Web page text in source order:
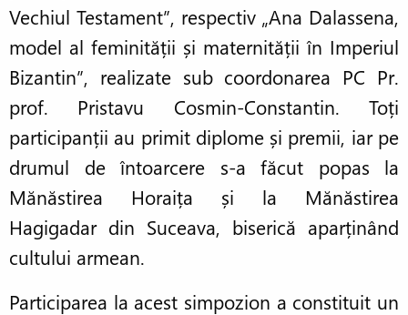
Vechiul Testament”, respectiv „Ana Dalassena,
model al feminității și maternității în Imperiul
Bizantin”, realizate sub coordonarea PC Pr.
prof. Pristavu Cosmin-Constantin. Toți
participanții au primit diplome și premii, iar pe
drumul de întoarcere s-a făcut popas la
Mănăstirea Horaița și la Mănăstirea
Hagigadar din Suceava, biserică aparținând
cultului armean.
Participarea la acest simpozion a constituit un